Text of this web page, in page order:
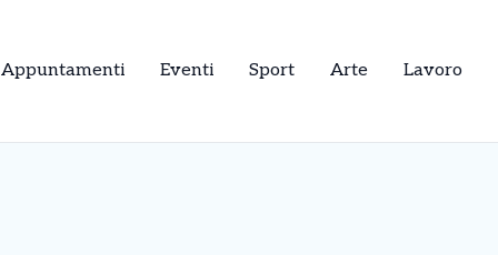
Appuntamenti Eventi Sport Arte Lavoro